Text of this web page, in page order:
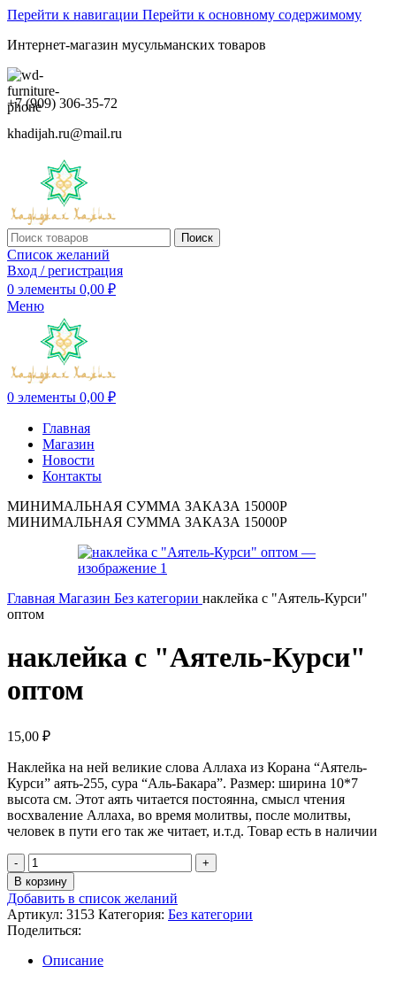
Перейти к навигации Перейти к основному содержимому
Интернет-магазин мусульманских товаров
+7 (909) 306-35-72
khadijah.ru@mail.ru
Поиск
Список желаний
Вход / регистрация
0 элементы 0,00 ₽
Меню
0 элементы 0,00 ₽
Главная
Магазин
Новости
Контакты
МИНИМАЛЬНАЯ СУММА ЗАКАЗА 15000Р
МИНИМАЛЬНАЯ СУММА ЗАКАЗА 15000Р
Главная Магазин Без категории наклейка с "Аятель-Курси"
оптом
наклейка с "Аятель-Курси"
оптом
15,00 ₽
Наклейка на ней великие слова Аллаха из Корана “Аятель-
Курси” аять-255, сура “Аль-Бакара”. Размер: ширина 10*7
высота cм. Этот аять читается постоянна, смысл чтения
восхваление Аллаха, во время молитвы, после молитвы,
человек в пути его так же читает, и.т.д. Товар есть в наличии
В корзину
Добавить в список желаний
Артикул: 3153 Категория: Без категории
Поделиться:
Описание